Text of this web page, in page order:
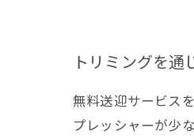
トリミングを通
無料送迎サービス
プレッシャーが少